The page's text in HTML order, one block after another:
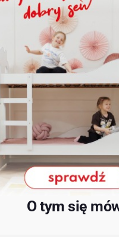
O tym się